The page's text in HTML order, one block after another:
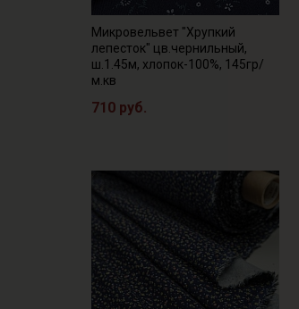
Микровельвет "Хрупкий
лепесток" цв.чернильный,
ш.1.45м, хлопок-100%, 145гр/
м.кв
710 руб.